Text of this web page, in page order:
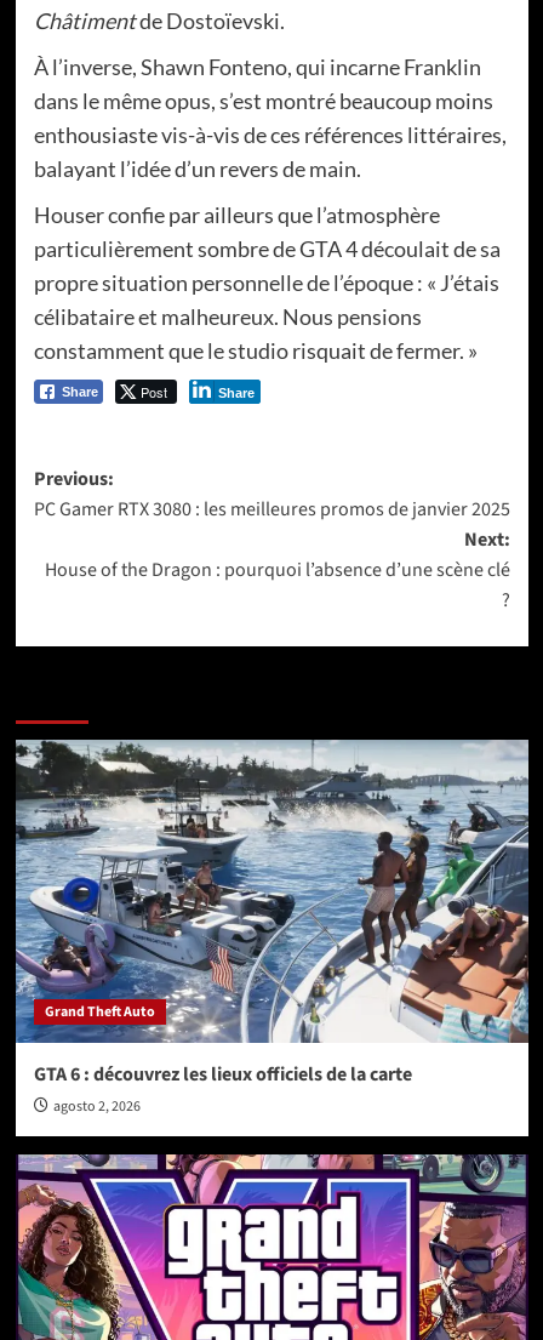
Châtimentde Dostoïevski.
À l’inverse, Shawn Fonteno, qui incarne Franklin
dans le même opus, s’est montré beaucoup moins
enthousiaste vis-à-vis de ces références littéraires,
balayant l’idée d’un revers de main.
Houser confie par ailleurs que l’atmosphère
particulièrement sombre de GTA 4 découlait de sa
propre situation personnelle de l’époque : « J’étais
célibataire et malheureux. Nous pensions
constamment que le studio risquait de fermer. »
Share Post Share
Post
navigation
Previous:
PC Gamer RTX 3080 : les meilleures promos de janvier 2025
Next:
House of the Dragon : pourquoi l’absence d’une scène clé
?
Grand Theft Auto
GTA 6 : découvrez les lieux officiels de la carte
agosto 2, 2026